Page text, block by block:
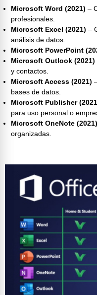
Microsoft Word (2021) –
profesionales.
Microsoft Excel (2021) –
análisis de datos.
Microsoft PowerPoint
Microsoft Outlook (2021)
y contactos.
Microsoft Access (2021)
bases de datos.
Microsoft Publisher
para uso personal o
Microsoft OneNote (2021)
organizadas.